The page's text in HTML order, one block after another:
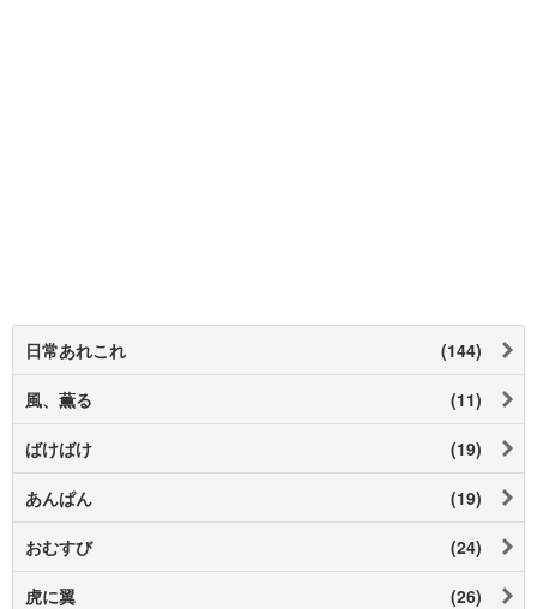
日常あれこれ (144)
風、薫る (11)
ばけばけ (19)
あんぱん (19)
おむすび (24)
虎に翼 (26)